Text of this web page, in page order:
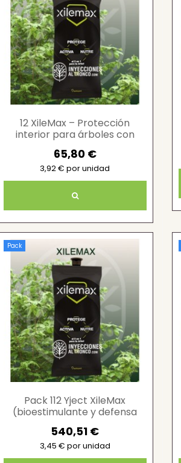
12 XileMax – Protección
interior para árboles con
sistema Ynject
65,80 €
3,92 € por unidad
Pack
Pack 112 Yject XileMax
(bioestimulante y defensa
540,51 €
3,45 € por unidad